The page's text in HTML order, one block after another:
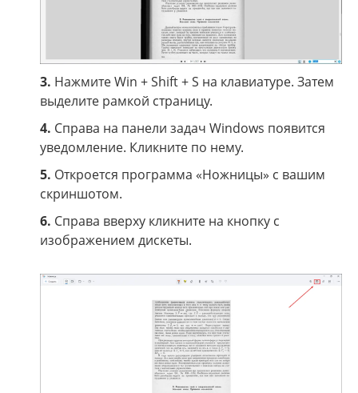
3. Нажмите Win + Shift + S на клавиатуре. Затем
выделите рамкой страницу.
4. Справа на панели задач Windows появится
уведомление. Кликните по нему.
5. Откроется программа «Ножницы» с вашим
скриншотом.
6. Справа вверху кликните на кнопку с
изображением дискеты.